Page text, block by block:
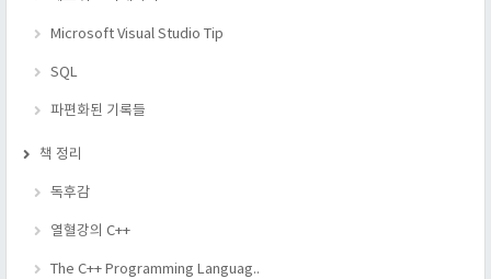
Microsoft Visual Studio Tip
SQL
파편화된 기록들
책 정리
독후감
열혈강의 C++
The C++ Programming Languag..